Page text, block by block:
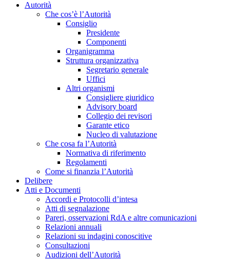
Autorità
Che cos’è l’Autorità
Consiglio
Presidente
Componenti
Organigramma
Struttura organizzativa
Segretario generale
Uffici
Altri organismi
Consigliere giuridico
Advisory board
Collegio dei revisori
Garante etico
Nucleo di valutazione
Che cosa fa l’Autorità
Normativa di riferimento
Regolamenti
Come si finanzia l’Autorità
Delibere
Atti e Documenti
Accordi e Protocolli d’intesa
Atti di segnalazione
Pareri, osservazioni RdA e altre comunicazioni
Relazioni annuali
Relazioni su indagini conoscitive
Consultazioni
Audizioni dell’Autorità